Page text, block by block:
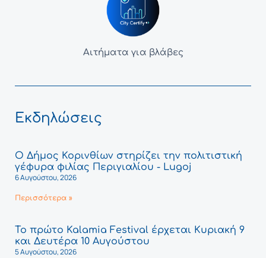
Αιτήματα για βλάβες
Εκδηλώσεις
Ο Δήμος Κορινθίων στηρίζει την πολιτιστική
γέφυρα φιλίας Περιγιαλίου - Lugoj
6 Αυγούστου, 2026
Περισσότερα »
Το πρώτο Kalamia Festival έρχεται Κυριακή 9
και Δευτέρα 10 Αυγούστου
5 Αυγούστου, 2026